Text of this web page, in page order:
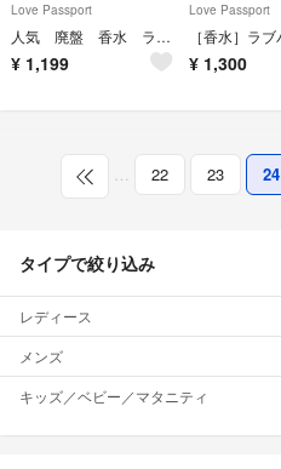
Love Passport
人気 廃盤 香水 ラブパスポート ロージースカイ オードパルファム 50ml
¥ 1,199
Love Passport
¥ 1,300
… 22 23 24
タイプで絞り込み
レディース
メンズ
キッズ／ベビー／マタニティ